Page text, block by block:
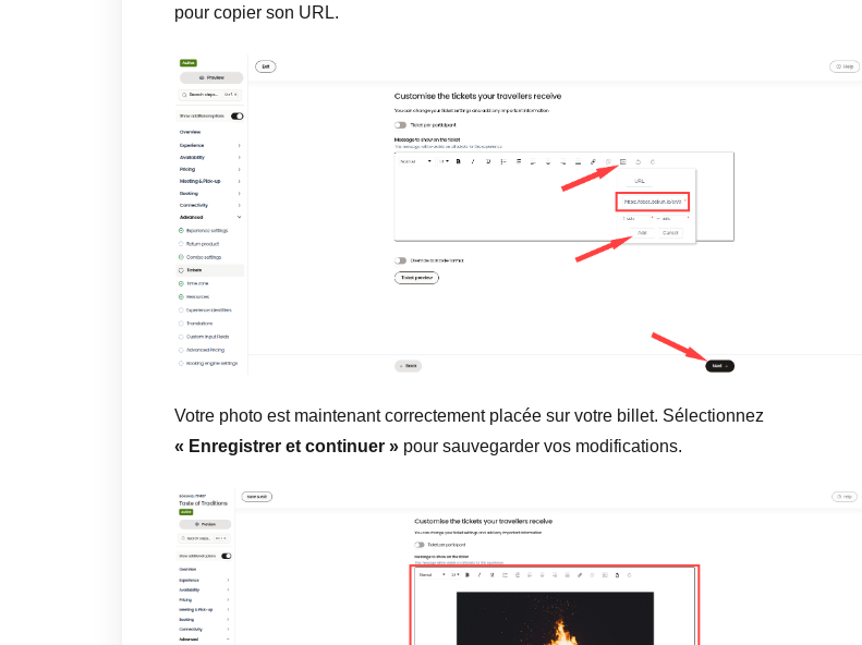
pour copier son URL.
Votre photo est maintenant correctement placée sur votre billet. Sélectionnez
« Enregistrer et continuer » pour sauvegarder vos modifications.